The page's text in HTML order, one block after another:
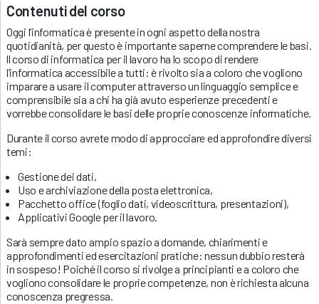
Contenuti del corso
Oggi l’informatica è presente in ogni aspetto della nostra
quotidianità, per questo è importante saperne comprendere le basi.
ll corso di informatica per il lavoro ha lo scopo di rendere
l’informatica accessibile a tutti: è rivolto sia a coloro che vogliono
imparare a usare il computer attraverso un linguaggio semplice e
comprensibile sia a chi ha già avuto esperienze precedenti e
vorrebbe consolidare le basi delle proprie conoscenze informatiche.
Durante il corso avrete modo di approcciare ed approfondire diversi
temi:
Gestione dei dati,
Uso e archiviazione della posta elettronica,
Pacchetto office (foglio dati, videoscrittura, presentazioni),
Applicativi Google per il lavoro.
Sarà sempre dato ampio spazio a domande, chiarimenti e
approfondimenti ed esercitazioni pratiche: nessun dubbio resterà
in sospeso! Poiché il corso si rivolge a principianti e a coloro che
vogliono consolidare le proprie competenze, non è richiesta alcuna
conoscenza pregressa.